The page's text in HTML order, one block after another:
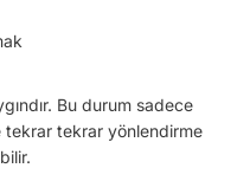
Bu durum sadece
tekrar yönlendirme